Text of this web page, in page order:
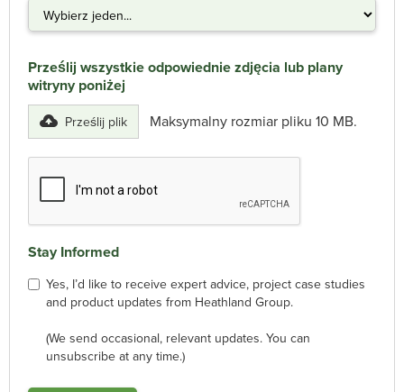
Prześlij wszystkie odpowiednie zdjęcia lub plany
witryny poniżej
Prześlij plik Maksymalny rozmiar pliku 10 MB.
Stay Informed
Yes, I’d like to receive expert advice, project case studies
and product updates from Heathland Group.
(We send occasional, relevant updates. You can
unsubscribe at any time.)